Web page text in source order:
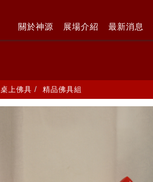
關於神源 展場介紹 最新消息
桌上佛具 精品佛具組